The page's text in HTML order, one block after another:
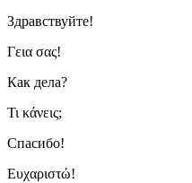
Здравствуйте!
Γεια σας!
Как дела?
Τι κάνεις;
Спасибо!
Ευχαριστώ!